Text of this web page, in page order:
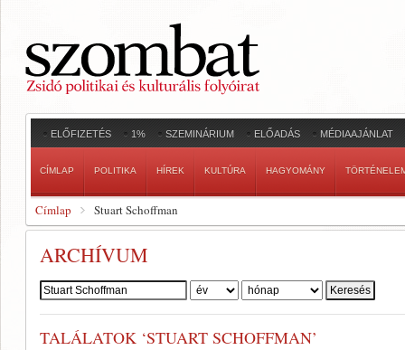
ELŐFIZETÉS 1% SZEMINÁRIUM ELŐADÁS MÉDIAAJÁNLAT
CÍMLAP POLITIKA HÍREK KULTÚRA HAGYOMÁNY
Címlap Stuart Schoffman
ARCHÍVUM
Szerző:
TALÁLATOK ‘STUART SCHOFFMAN’